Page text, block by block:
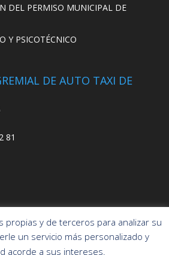
DEL PERMISO MUNICIPAL DE
Y PSICOTÉCNICO
DE AUTO TAXI DE
81
propias y de terceros para analizar su
un servicio más personalizado y
acorde a sus intereses.